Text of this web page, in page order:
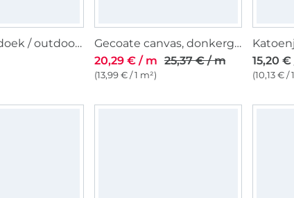
Zonweringdoek / outdoorstof uni, 160 cm, donkergrijs
Gecoate canvas, donkergrijs
20,29 € / m 25,37 € / m
(13,99 € / 1 m²)
15,20
(10,13 € /